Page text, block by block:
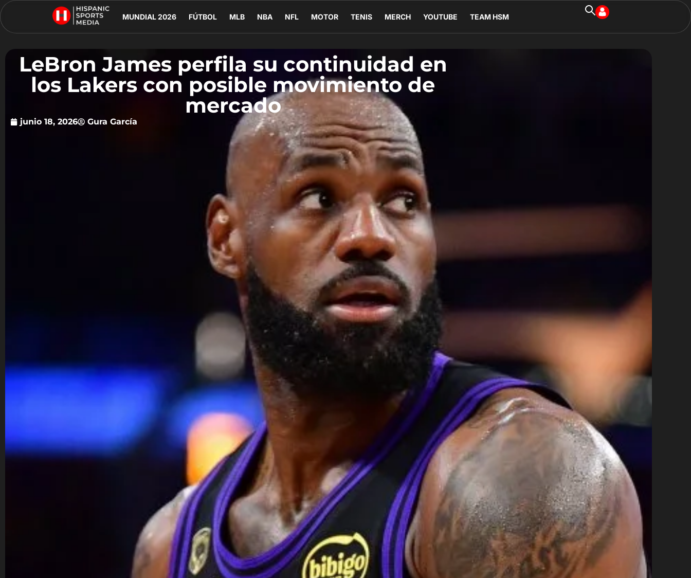
MUNDIAL 2026 FÚTBOL MLB NBA NFL MOTOR TENIS MERCH YOUTUBE TEAM HSM
LeBron James perfila su continuidad en
los Lakers con posible movimiento de
mercado
junio 18, 2026 Gura García